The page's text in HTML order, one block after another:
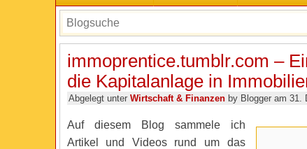
immoprentice.tumblr.com –
die Kapitalanlage in
Abgelegt unter Wirtschaft & Finanzenby Blogger am 31.
Auf diesem Blog sammele ich
Artikel und Videos rund um das